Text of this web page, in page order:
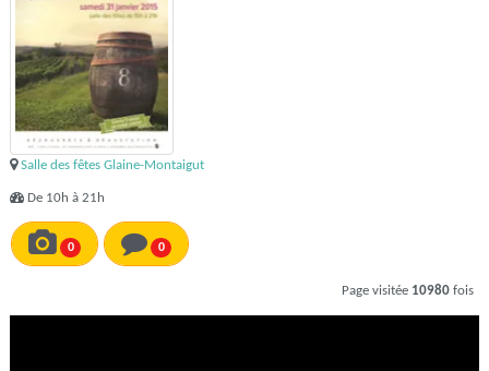
Salle des fêtes Glaine-Montaigut
De 10h à 21h
0 0
Page visitée 10980 fois